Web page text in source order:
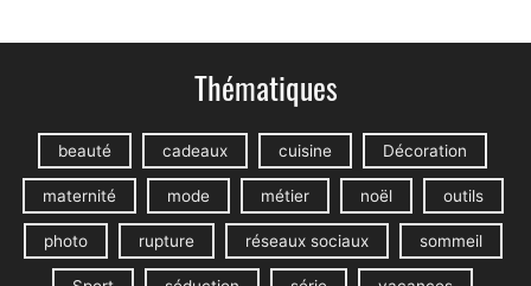
Thématiques
beauté cadeaux cuisine Décoration
maternité mode métier noël outils
photo rupture réseaux sociaux sommeil